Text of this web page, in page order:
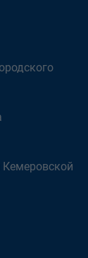
Кемеровской